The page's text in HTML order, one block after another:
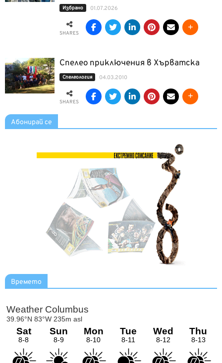
Избрано 01.07.2026
SHARES
Спелео приключения в Хърватска
Спелеология 04.03.2010
SHARES
Абонирай се
Времето